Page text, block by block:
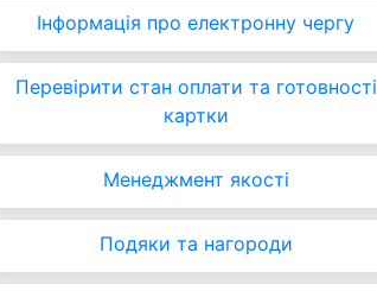
Інформація про електронну чергу
Перевірити стан оплати та готовності
картки
Менеджмент якості
Подяки та нагороди